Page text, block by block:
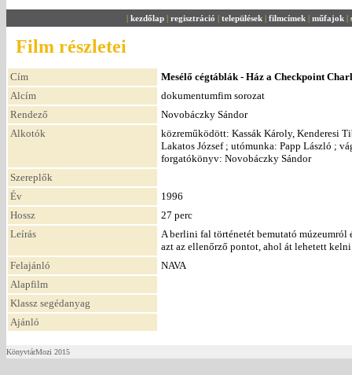
| kezdőlap | regisztráció | települések | filmcímek | műfajok |
Film részletei
Cím
Mesélő cégtáblák - Ház a Checkpoint
Alcím
dokumentumfim sorozat
Rendező
Novobáczky Sándor
Alkotók
közreműködött: Kassák Károly, Kenderesi
Lakatos József ; utómunka: Papp László ;
forgatókönyv: Novobáczky Sándor
Szereplők
Év
1996
Hossz
27 perc
Leírás
A berlini fal történetét bemutató
azt az ellenőrző pontot, ahol át lehetett
Felajánló
NAVA
Alapfilm
Klassz segédanyag
Ajánló
KönyvtárMozi 2015